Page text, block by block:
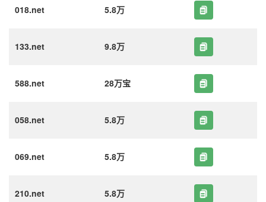
018.net 5.8万
133.net 9.8万
588.net 28万宝
058.net 5.8万
069.net 5.8万
210.net 5.8万